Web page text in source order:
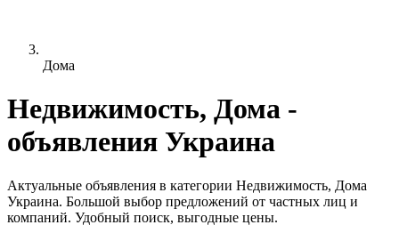
Дома
Недвижимость, Дома -
объявления Украина
Актуальные объявления в категории Недвижимость, Дома
Украина. Большой выбор предложений от частных лиц и
компаний. Удобный поиск, выгодные цены.